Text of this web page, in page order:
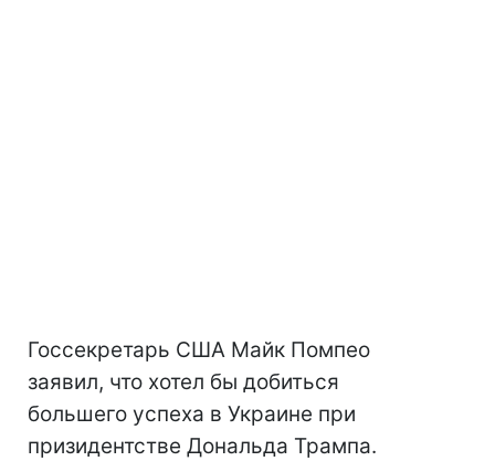
Госсекретарь США Майк Помпео
заявил, что хотел бы добиться
большего успеха в Украине при
призидентстве Дональда Трампа.